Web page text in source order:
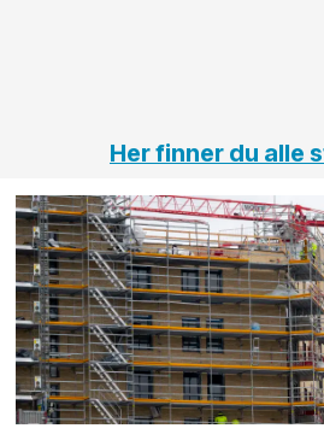
Her finner du alle